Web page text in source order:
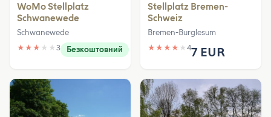
WoMo Stellplatz
Schwanewede
Schwanewede
★ ★ ★ ★ ★ 3 Безкоштовний
Stellplatz Bremen-
Schweiz
Bremen-Burglesum
★ ★ ★ ★ ★ 47 EUR